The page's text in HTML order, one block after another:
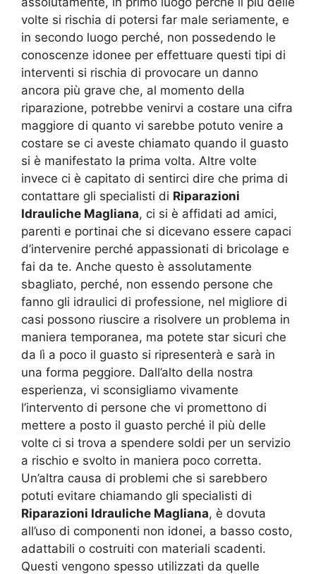
volte si rischia di potersi far male seriamente, e
in secondo luogo perché, non possedendo le
conoscenze idonee per effettuare questi tipi di
interventi si rischia di provocare un danno
ancora più grave che, al momento della
riparazione, potrebbe venirvi a costare una cifra
maggiore di quanto vi sarebbe potuto venire a
costare se ci aveste chiamato quando il guasto
si è manifestato la prima volta. Altre volte
invece ci è capitato di sentirci dire che prima di
contattare gli specialisti di Riparazioni
Idrauliche Magliana, ci si è affidati ad amici,
parenti e portinai che si dicevano essere capaci
d’intervenire perché appassionati di bricolage e
fai da te. Anche questo è assolutamente
sbagliato, perché, non essendo persone che
fanno gli idraulici di professione, nel migliore di
casi possono riuscire a risolvere un problema in
maniera temporanea, ma potete star sicuri che
da lì a poco il guasto si ripresenterà e sarà in
una forma peggiore. Dall’alto della nostra
esperienza, vi sconsigliamo vivamente
l’intervento di persone che vi promettono di
mettere a posto il guasto perché il più delle
volte ci si trova a spendere soldi per un servizio
a rischio e svolto in maniera poco corretta.
Un’altra causa di problemi che si sarebbero
potuti evitare chiamando gli specialisti di
Riparazioni Idrauliche Magliana, è dovuta
all’uso di componenti non idonei, a basso costo,
adattabili o costruiti con materiali scadenti.
Questi vengono spesso utilizzati da quelle